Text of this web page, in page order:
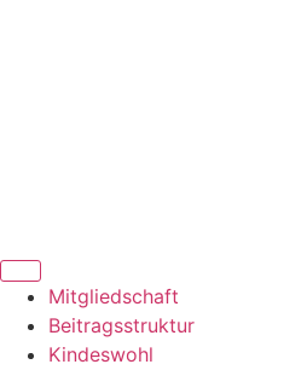
Mitgliedschaft
Beitragsstruktur
Kindeswohl